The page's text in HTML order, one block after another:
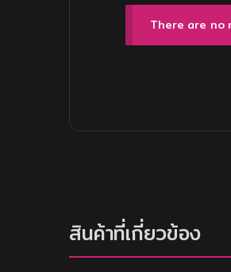
There are no
สินค้าที่เกี่ยวข้อง